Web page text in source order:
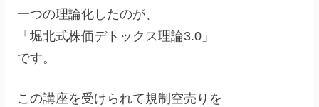
一つの理論化したのが、
「堀北式株価デトックス理論3.0」
です。
この講座を受けられて規制空売りを